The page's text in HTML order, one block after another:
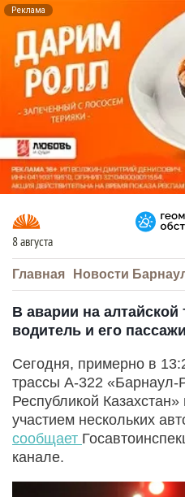
Реклама
8 августа
Главная Новости
В аварии на алтайской
водитель и его
Сегодня, примерно в
трассы А-322 «Барнаул-
Республикой
участием нескольких
сообщает
канале.